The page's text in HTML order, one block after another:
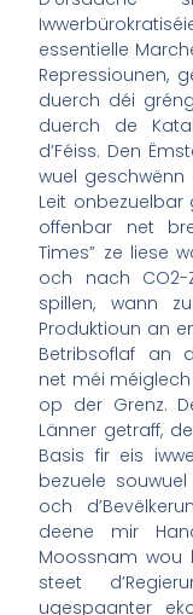
essentielle
Repressiounen,
duerch déi
duerch de
d’Féiss. Den
wuel geschwënn
Leit onbezuelbar
offenbar net
Times” ze liese
och nach CO2-
spillen, wann
Produktioun an
Betribsoflaf an
net méi
op der Grenz.
Länner getraff,
Basis fir eis
bezuele
och
deene mir
Moossnam wou
steet
ugespaanter